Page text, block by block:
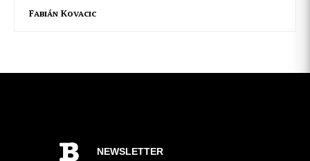
Fabián Kovacic